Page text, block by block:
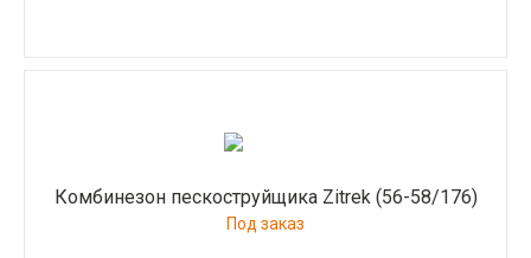
Комбинезон пескоструйщика Zitrek (56-58/176)
Под заказ